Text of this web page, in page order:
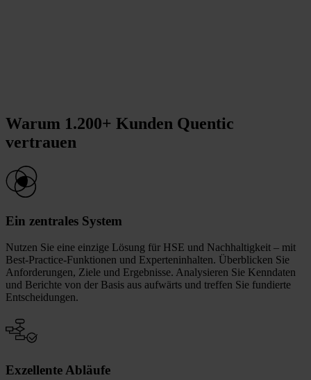
Warum 1.200+ Kunden Quentic
vertrauen
Ein zentrales System
Nutzen Sie eine einzige Lösung für HSE und Nachhaltigkeit – mit
Best-Practice-Funktionen und Experteninhalten. Überblicken Sie
Anforderungen, Ziele und Ergebnisse. Analysieren Sie Kenndaten
und Berichte von der Basis aus aufwärts und treffen Sie fundierte
Entscheidungen.
Exzellente Abläufe